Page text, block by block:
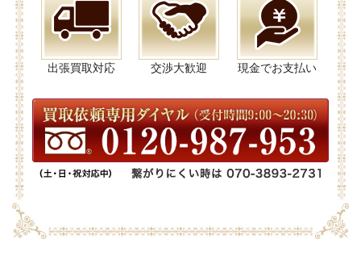
出張買取対応 交渉大歓迎 現金でお支払い